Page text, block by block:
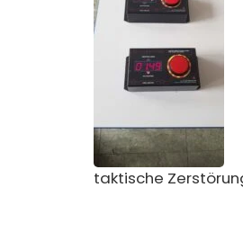
taktische